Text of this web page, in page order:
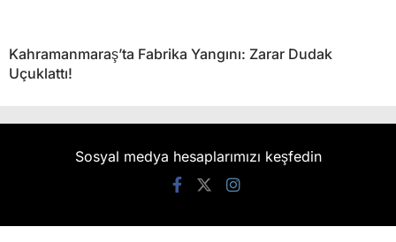
Kahramanmaraş’ta Fabrika Yangını: Zarar Dudak
Uçuklattı!
Sosyal medya hesaplarımızı keşfedin